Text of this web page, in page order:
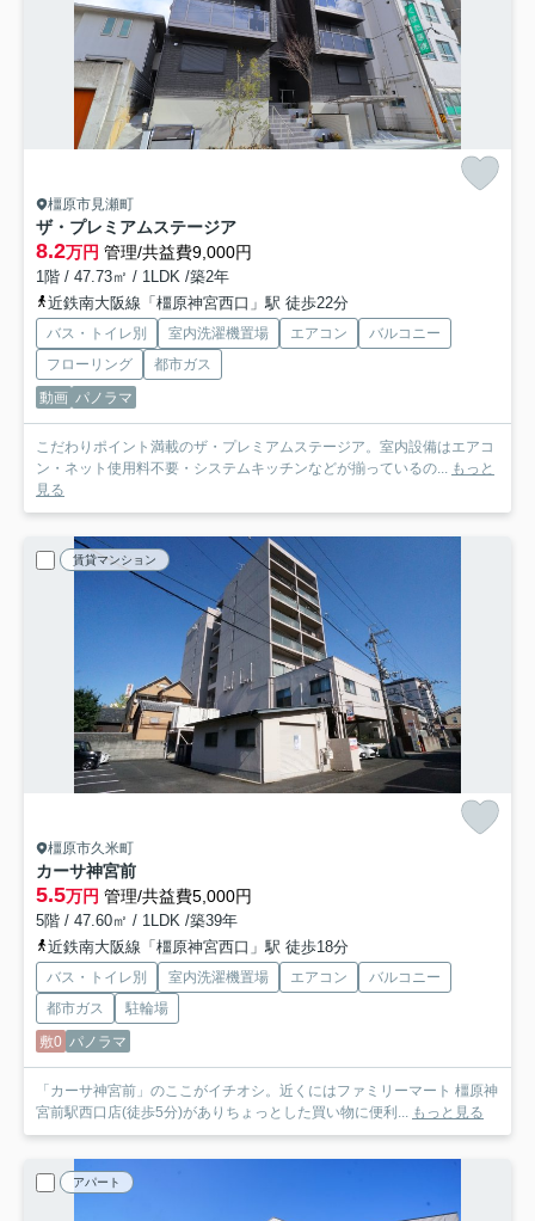
橿原市見瀬町
ザ・プレミアムステージア
8.2万円 管理/共益費9,000円
1階 / 47.73㎡ / 1LDK /築2年
近鉄南大阪線「橿原神宮西口」駅 徒歩22分
バス・トイレ別 室内洗濯機置場 エアコン
バルコニー
フローリング
都市ガス
動画 パノラマ
こだわりポイント満載のザ・プレミアムステージア。室内設備はエアコ
ン・ネット使用料不要・システムキッチンなどが揃っているの... もっと
見る
賃貸マンション
橿原市久米町
カーサ神宮前
5.5万円 管理/共益費5,000円
5階 / 47.60㎡ / 1LDK /築39年
近鉄南大阪線「橿原神宮西口」駅 徒歩18分
バス・トイレ別 室内洗濯機置場 エアコン
バルコニー
都市ガス
駐輪場
敷0 パノラマ
「カーサ神宮前」のここがイチオシ。近くにはファミリーマート 橿原神
宮前駅西口店(徒歩5分)がありちょっとした買い物に便利... もっと見る
アパート